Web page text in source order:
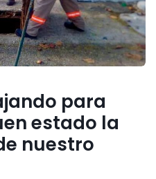
para
estado la
nuestro